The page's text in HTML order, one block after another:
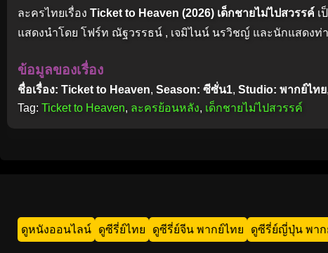
ละครไทยเรื่อง Ticket to Heaven (2026) เด็กชายไม่ไปสวรรค์ เ
แสดงนำโดย โฟร์ท ณัฐวรรธน์ , เจมิไนน์ นรวิชญ์ และนักแสดง
ข้อมูลของเรื่อง
ชื่อเรื่อง: Ticket to Heaven, Season: ซีซั่น1, Studio: พากย์ไทย,
Tag: Ticket to Heaven, ละครย้อนหลัง, เด็กชายไม่ไปสวรรค์
ดูหนังออนไลน์ ดูซีรี่ย์ไทย ดูซีรี่ย์จีน พากย์ไทย ดูซีรี่ย์ญี่ปุ่น พาก